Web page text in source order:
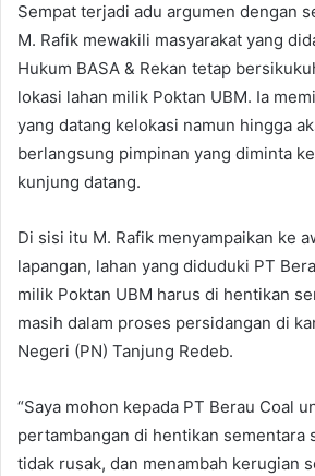
Sempat terjadi adu argumen dengan
M. Rafik mewakili masyarakat yang
Hukum BASA & Rekan tetap
lokasi lahan milik Poktan UBM. Ia
yang datang kelokasi namun hingga
berlangsung pimpinan yang diminta
kunjung datang.
Di sisi itu M. Rafik menyampaikan ke
lapangan, lahan yang diduduki PT
milik Poktan UBM harus di hentikan
masih dalam proses persidangan di
Negeri (PN) Tanjung Redeb.
“Saya mohon kepada PT Berau Coal
pertambangan di hentikan sementara
tidak rusak, dan menambah kerugian